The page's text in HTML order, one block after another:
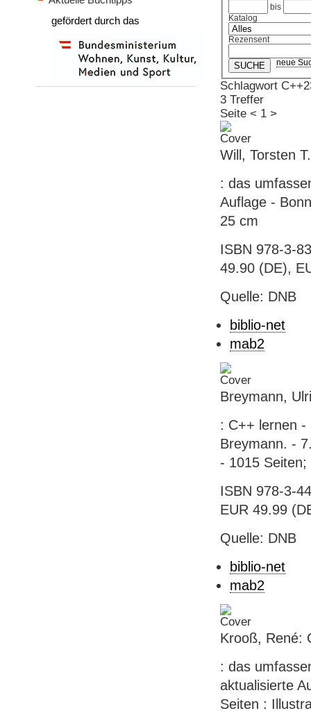
bis
Katalog
Rezensent
neue
Schlagwort
3 Treffer
Seite < 1 >
Will, Torsten
: das
Auflage -
25 cm
ISBN 978-3-
49.90 (DE),
Quelle: DNB
biblio-net
mab2
Breymann,
: C++ lernen -
Breymann. -
- 1015
ISBN 978-3-
EUR 49.99
Quelle: DNB
biblio-net
mab2
Krooß, René:
: das
aktualisierte
Seiten :
gefördert durch das